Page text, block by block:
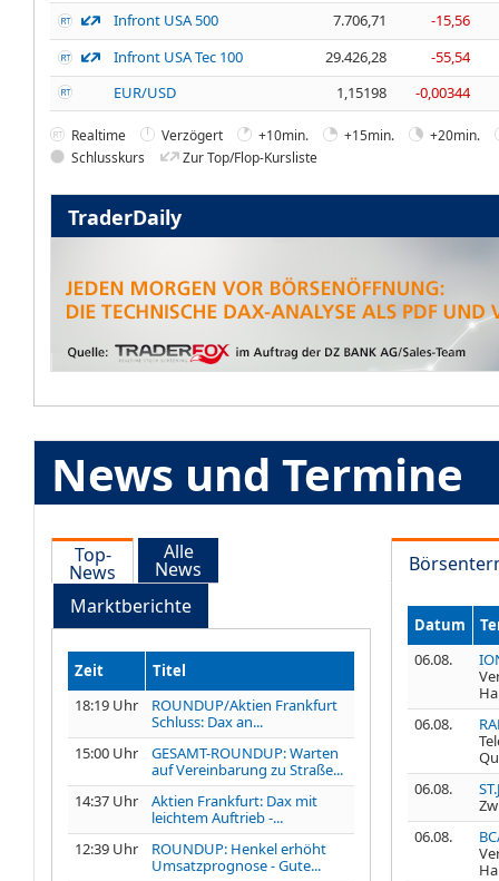
Infront USA 500
7.706,71
-15,56
Infront USA Tec 100
29.426,28
-55,54
EUR/USD
1,15198 -0,00344
Realtime Verzögert +10min. +15min.
+20min.
Schlusskurs
Zur Top/Flop-Kursliste
TraderDaily
News und Termine
Top-
News
Alle
News
Marktberichte
Zeit
Titel
18:19 Uhr
ROUNDUP/Aktien Frankfurt
Schluss: Dax an...
15:00 Uhr
GESAMT-ROUNDUP: Warten
auf Vereinbarung zu Straße...
14:37 Uhr
Aktien Frankfurt: Dax mit
leichtem Auftrieb -...
12:39 Uhr
ROUNDUP: Henkel erhöht
Umsatzprognose - Gute...
Datum
06.08.
06.08.
06.08.
06.08.